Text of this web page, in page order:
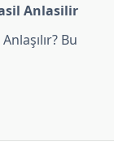
Anlasilir
Bu